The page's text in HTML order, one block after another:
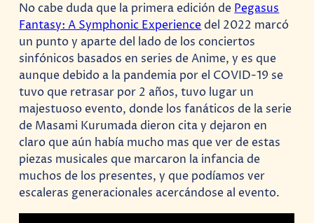
No cabe duda que la primera edición dePegasus
Fantasy: A Symphonic Experiencedel 2022 marcó
un punto y aparte del lado de los conciertos
sinfónicos basados en series de Anime, y es que
aunque debido a la pandemia por el COVID-19 se
tuvo que retrasar por 2 años, tuvo lugar un
majestuoso evento, donde los fanáticos de la serie
de Masami Kurumada dieron cita y dejaron en
claro que aún había mucho mas que ver de estas
piezas musicales que marcaron la infancia de
muchos de los presentes, y que podíamos ver
escaleras generacionales acercándose al evento.